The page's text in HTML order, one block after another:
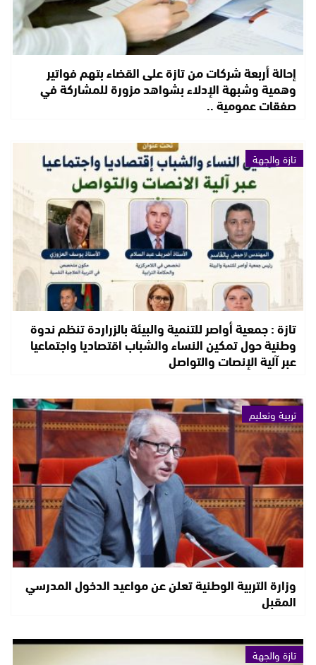
إحالة أربعة شركات من تازة على القضاء بتهم فواتير
وهمية وشبهة الإدلاء بشواهد مزورة للمشاركة في
صفقات عمومية ..
تازة والجهة
تازة : جمعية أواصر للتنمية والبيئة بالزراردة تنظم ندوة
وطنية حول تمكين النساء والشباب اقتصاديا واجتماعيا
عبر آلية الإنصات والتواصل
تربية وتعليم
وزارة التربية الوطنية تعلن عن مواعيد الدخول المدرسي
المقبل
تازة والجهة